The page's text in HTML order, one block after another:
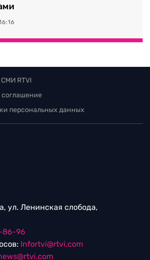
RTVI
соглашение
персональных данных
ул. Ленинская слобода,
86-96
Infortvi@rtvi.com